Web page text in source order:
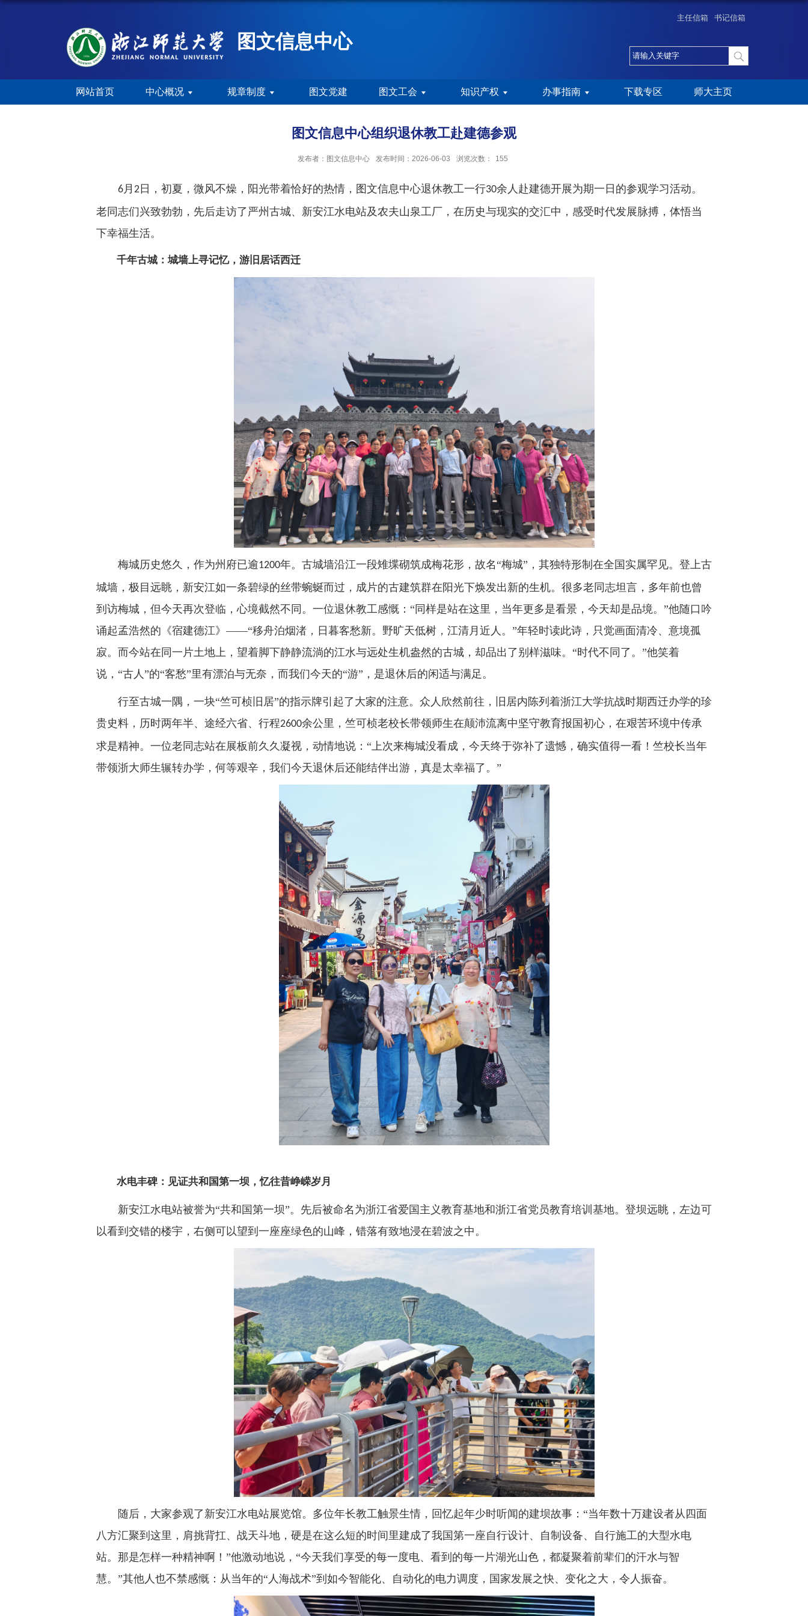
图文信息中心
主任信箱 书记信箱
网站首页 中心概况 规章制度 图文党建 图文工会 知识产权 办事指南 下载专区 师大主页
图文信息中心组织退休教工赴建德参观
发布者：图文信息中心 发布时间：2026-06-03 浏览次数： 155
6月 2日，初夏，微风不燥，阳光带着恰好的热情，图文信息中心退休教工一行30余人赴建德开展为期一日的参观学习活动。
老同志们兴致勃勃，先后走访了严州古城、新安江水电站及农夫山泉工厂，在历史与现实的交汇中，感受时代发展脉搏，体悟当
下幸福生活。
千年古城：城墙上寻记忆，游旧居话西迁
梅城历史悠久，作为州府已逾1200年。古城墙沿江一段雉堞砌筑成梅花形，故名“梅城”，其独特形制在全国实属罕见。登上古
城墙，极目远眺，新安江如一条碧绿的丝带蜿蜒而过，成片的古建筑群在阳光下焕发出新的生机。很多老同志坦言，多年前也曾
到访梅城，但今天再次登临，心境截然不同。一位退休教工感慨：“同样是站在这里，当年更多是看景，今天却是品境。”他随口吟
诵起孟浩然的《宿建德江》——“移舟泊烟渚，日暮客愁新。野旷天低树，江清月近人。”年轻时读此诗，只觉画面清冷、意境孤
寂。而今站在同一片土地上，望着脚下静静流淌的江水与远处生机盎然的古城，却品出了别样滋味。“时代不同了。”他笑着
说，“古人”的“客愁”里有漂泊与无奈，而我们今天的“游”，是退休后的闲适与满足。
行至古城一隅，一块“竺可桢旧居”的指示牌引起了大家的注意。众人欣然前往，旧居内陈列着浙江大学抗战时期西迁办学的珍
贵史料，历时两年半、途经六省、行程2600余公里，竺可桢老校长带领师生在颠沛流离中坚守教育报国初心，在艰苦环境中传承
求是精神。一位老同志站在展板前久久凝视，动情地说：“上次来梅城没看成，今天终于弥补了遗憾，确实值得一看！竺校长当年
带领浙大师生辗转办学，何等艰辛，我们今天退休后还能结伴出游，真是太幸福了。”
水电丰碑：见证共和国第一坝，忆往昔峥嵘岁月
新安江水电站被誉为“共和国第一坝”。先后被命名为浙江省爱国主义教育基地和浙江省党员教育培训基地。登坝远眺，左边可
以看到交错的楼宇，右侧可以望到一座座绿色的山峰，错落有致地浸在碧波之中。
随后，大家参观了新安江水电站展览馆。多位年长教工触景生情，回忆起年少时听闻的建坝故事：“当年数十万建设者从四面
八方汇聚到这里，肩挑背扛、战天斗地，硬是在这么短的时间里建成了我国第一座自行设计、自制设备、自行施工的大型水电
站。那是怎样一种精神啊！”他激动地说，“今天我们享受的每一度电、看到的每一片湖光山色，都凝聚着前辈们的汗水与智
慧。”其他人也不禁感慨：从当年的“人海战术”到如今智能化、自动化的电力调度，国家发展之快、变化之大，令人振奋。